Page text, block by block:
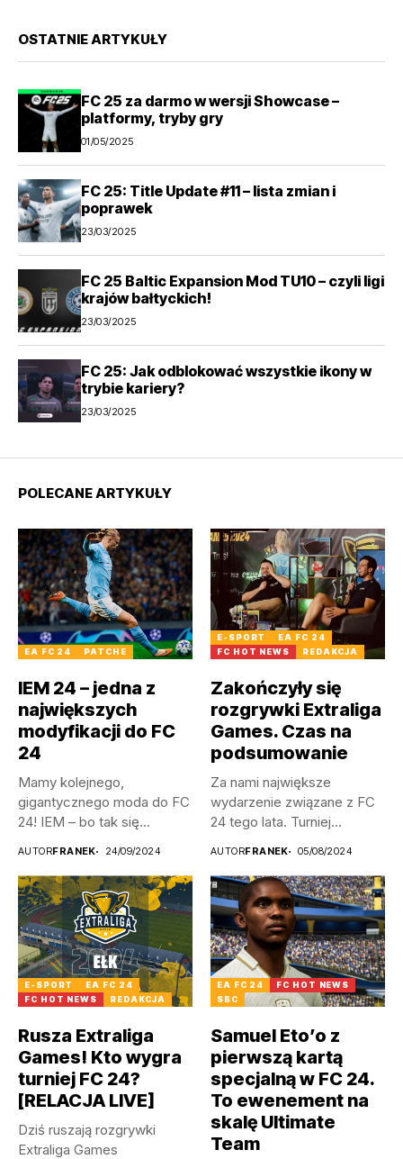
OSTATNIE ARTYKUŁY
FC 25 za darmo w wersji Showcase –
platformy, tryby gry
01/05/2025
FC 25: Title Update #11 – lista zmian i
poprawek
23/03/2025
FC 25 Baltic Expansion Mod TU10 – czyli ligi
krajów bałtyckich!
23/03/2025
FC 25: Jak odblokować wszystkie ikony w
trybie kariery?
23/03/2025
POLECANE ARTYKUŁY
EA FC 24 PATCHE
IEM 24 – jedna z
największych
modyfikacji do FC
24
Mamy kolejnego,
gigantycznego moda do FC
24! IEM – bo tak się...
AUTORFRANEK 24/09/2024
E-SPORT
EA FC 24
FC HOT NEWS
REDAKCJA
Zakończyły się
rozgrywki Extraliga
Games. Czas na
podsumowanie
Za nami największe
wydarzenie związane z FC
24 tego lata. Turniej
AUTORFRANEK 05/08/2024
E-SPORT
EA FC 24
FC HOT NEWS
REDAKCJA
Rusza Extraliga
Games! Kto wygra
turniej FC 24?
[RELACJA LIVE]
Dziś ruszają rozgrywki
Extraliga Games
EA FC 24
FC HOT NEWS
SBC
Samuel Eto’o z
pierwszą kartą
specjalną w FC 24.
To ewenement na
skalę Ultimate
Team